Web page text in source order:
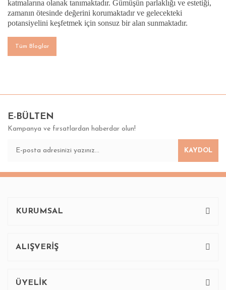
katmalarına olanak tanımaktadır. Gümüşün parlaklığı ve estetiği,
zamanın ötesinde değerini korumaktadır ve gelecekteki
potansiyelini keşfetmek için sonsuz bir alan sunmaktadır.
Tüm Bloglar
E-BÜLTEN
Kampanya ve fırsatlardan haberdar olun!
KAYDOL
KURUMSAL
ALIŞVERİŞ
ÜYELİK